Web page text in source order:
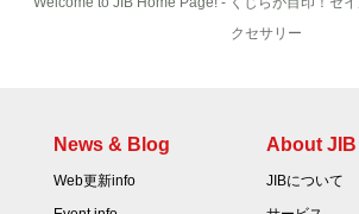
クセサリー
News & Blog
Web更新info
About JIB
JIBについて